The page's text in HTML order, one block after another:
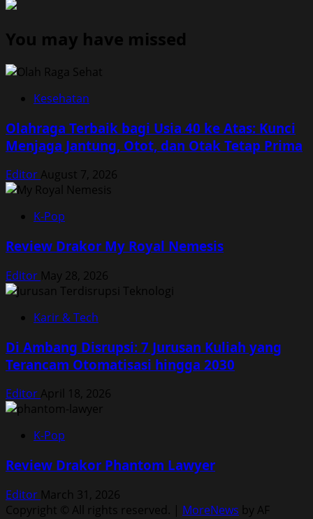
You may have missed
Kesehatan
Olahraga Terbaik bagi Usia 40 ke Atas: Kunci
Menjaga Jantung, Otot, dan Otak Tetap Prima
Editor August 7, 2026
K-Pop
Review Drakor My Royal Nemesis
Editor May 28, 2026
Karir & Tech
Di Ambang Disrupsi: 7 Jurusan Kuliah yang
Terancam Otomatisasi hingga 2030
Editor April 18, 2026
K-Pop
Review Drakor Phantom Lawyer
Editor March 31, 2026
Copyright © All rights reserved. | MoreNews by AF